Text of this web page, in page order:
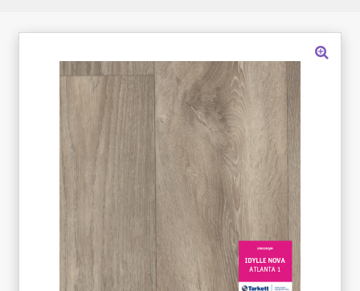
«Карта МАГНИТ»
«Карта Покупок»
«Карта Халва»
Доставка
Каталог
Контакты